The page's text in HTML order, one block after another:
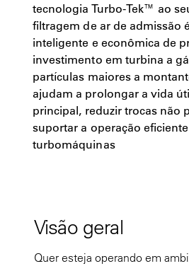
tecnologia Turbo-Tek™ ao
filtragem de ar de admissão
inteligente e econômica de
investimento em turbina a
partículas maiores a
ajudam a prolongar a vida
principal, reduzir trocas não
suportar a operação
turbomáquinas
Visão geral
Quer esteja operando em